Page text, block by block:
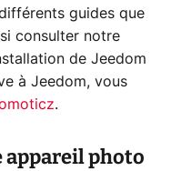
guides que
consulter notre
de Jeedom
à Jeedom, vous
.
appareil photo